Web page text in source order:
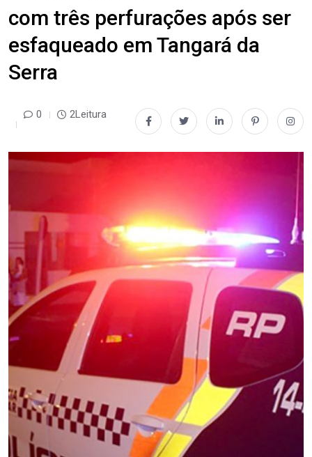
com três perfurações após ser
esfaqueado em Tangará da
Serra
0 2Leitura